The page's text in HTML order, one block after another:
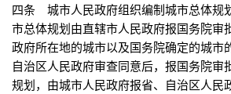
四条 城市人民政府组织编制城市总体
市总体规划由直辖市人民政府报国务院审
政府所在地的城市以及国务院确定的城市
自治区人民政府审查同意后，报国务院审
规划，由城市人民政府报省、自治区